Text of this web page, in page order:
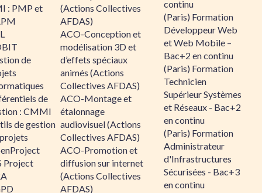
: PMP et
de
de
: CMMI
de gestion
Project
(Actions Collectives
AFDAS)
ACO-Conception et
modélisation 3D et
d’effets spéciaux
animés (Actions
Collectives AFDAS)
ACO-Montage et
étalonnage
audiovisuel (Actions
Collectives AFDAS)
ACO-Promotion et
diffusion sur internet
(Actions Collectives
AFDAS)
continu
(Paris) Formation
Développeur Web
et Web Mobile –
Bac+2 en continu
(Paris) Formation
Technicien
Supérieur Systèmes
et Réseaux - Bac+2
en continu
(Paris) Formation
Administrateur
d'Infrastructures
Sécurisées - Bac+3
en continu